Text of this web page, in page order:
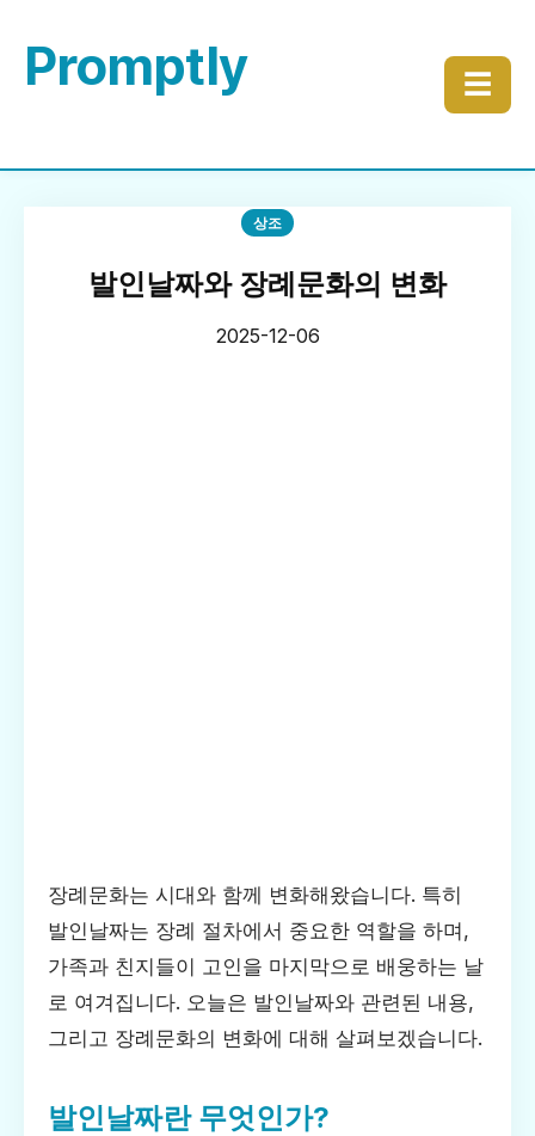
Promptly ☰
상조
발인날짜와 장례문화의 변화
2025-12-06
장례문화는 시대와 함께 변화해왔습니다. 특히
발인날짜는 장례 절차에서 중요한 역할을 하며,
가족과 친지들이 고인을 마지막으로 배웅하는 날
로 여겨집니다. 오늘은 발인날짜와 관련된 내용,
그리고 장례문화의 변화에 대해 살펴보겠습니다.
발인날짜란 무엇인가?